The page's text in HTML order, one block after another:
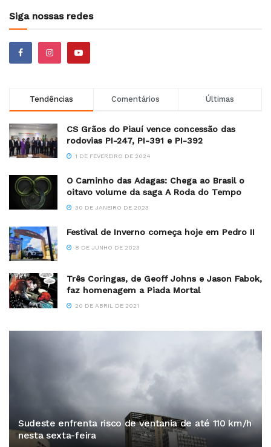
Siga nossas redes
Tendências Comentários Últimas
CS Grãos do Piauí vence concessão das
rodovias PI-247, PI-391 e PI-392
1 DE FEVEREIRO DE 2024
O Caminho das Adagas: Chega ao Brasil o
oitavo volume da saga A Roda do Tempo
30 DE JANEIRO DE 2023
Festival de Inverno começa hoje em Pedro II
8 DE JUNHO DE 2023
Três Coringas, de Geoff Johns e Jason Fabok,
faz homenagem a Piada Mortal
20 DE ABRIL DE 2021
Sudeste enfrenta risco de ventania de até 110 km/h
nesta sexta-feira